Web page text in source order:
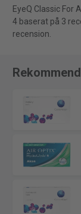
EyeQ Classic
4 baserat på 3
recension.